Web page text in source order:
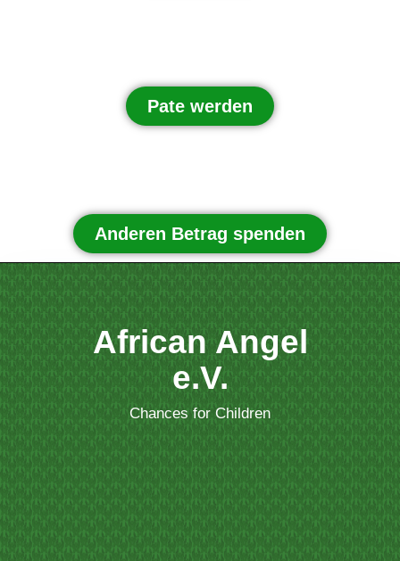
Pate werden
Anderen Betrag spenden
African Angel
e.V.
Chances for Children